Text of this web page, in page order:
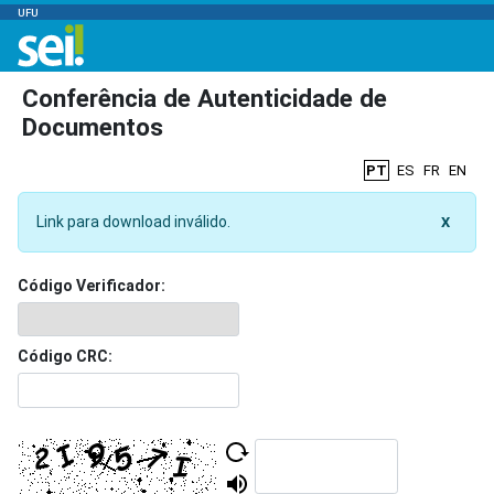
UFU
Conferência de Autenticidade de
Documentos
PT ES FR EN
X
Link para download inválido.
Código Verificador:
Código CRC: